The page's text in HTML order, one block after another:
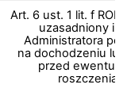
Art. 6 ust. 1 lit. f
uzasadniony
Administratora
na dochodzeniu
przed